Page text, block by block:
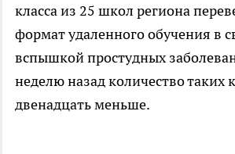
класса из 25 школ региона
формат удаленного обучения в
вспышкой простудных
неделю назад количество таких
двенадцать меньше.